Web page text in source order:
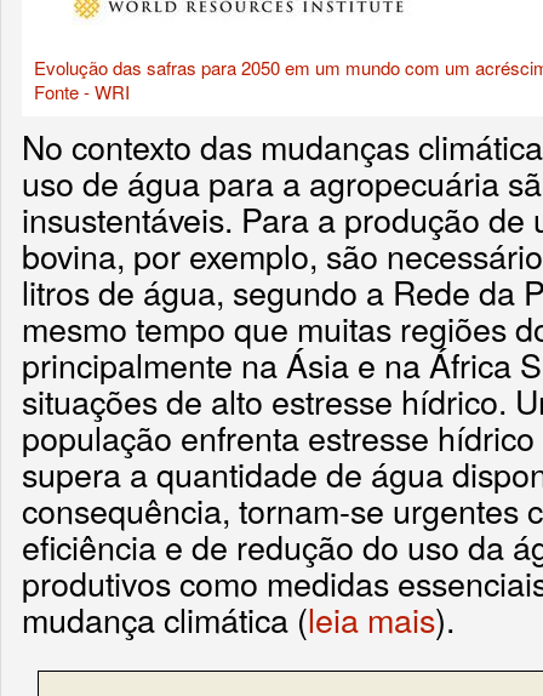
Evolução das safras para 2050 em um mundo com um
Fonte - WRI
No contexto das mudanças
uso de água para a agropecuária
insustentáveis. Para a produção de
bovina, por exemplo, são
litros de água, segundo a Rede da
mesmo tempo que muitas regiões
principalmente na Ásia e na África
situações de alto estresse hídrico.
população enfrenta estresse
supera a quantidade de água
consequência, tornam-se urgentes
eficiência e de redução do uso da
produtivos como medidas
mudança climática (leia mais).